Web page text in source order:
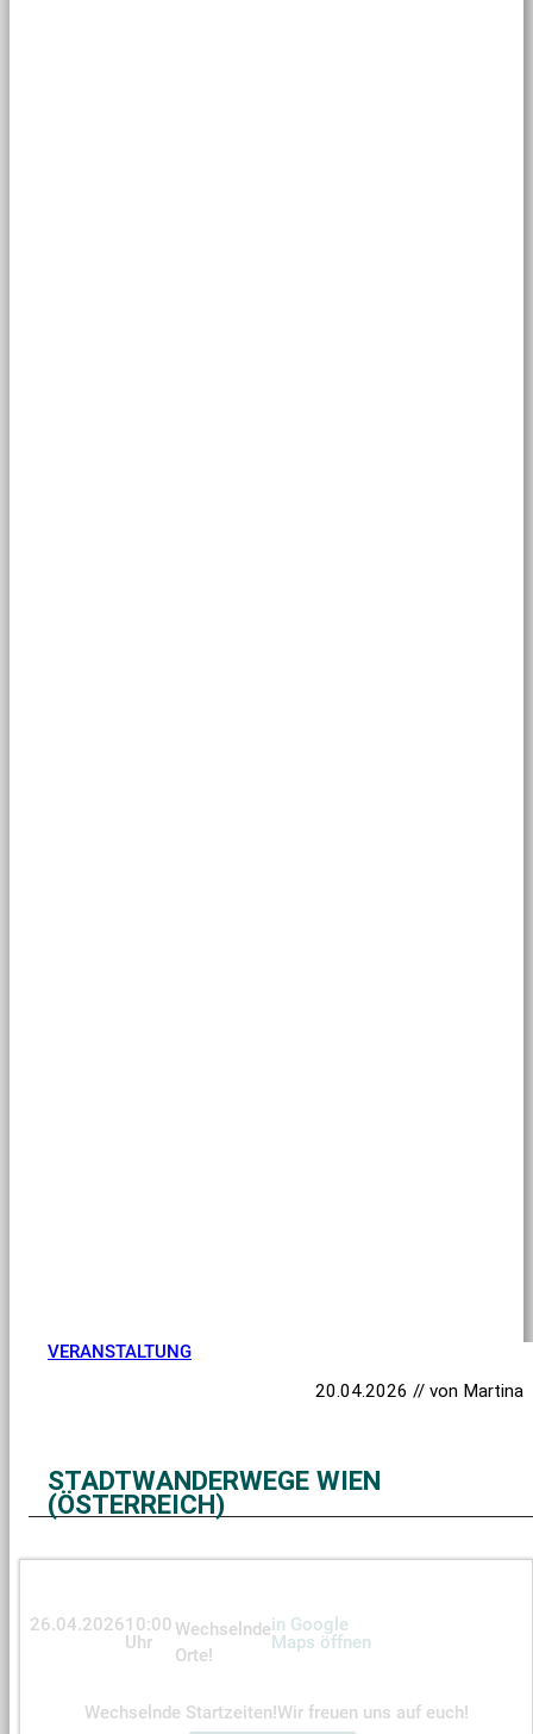
VERANSTALTUNG
20.04.2026 // von Martina
STADTWANDERWEGE WIEN
(ÖSTERREICH)
26.04.202610:00
Uhr
Wechselnde
Orte!
in Google
Maps öffnen
Wechselnde Startzeiten!Wir freuen uns auf euch!